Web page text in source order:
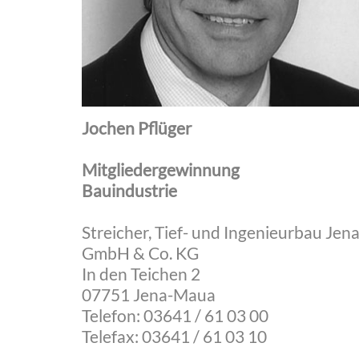
Jochen Pflüger
Mitgliedergewinnung
Bauindustrie
Streicher, Tief- und Ingenieurbau Jena
GmbH & Co. KG
In den Teichen 2
07751 Jena-Maua
Telefon: 03641 / 61 03 00
Telefax: 03641 / 61 03 10